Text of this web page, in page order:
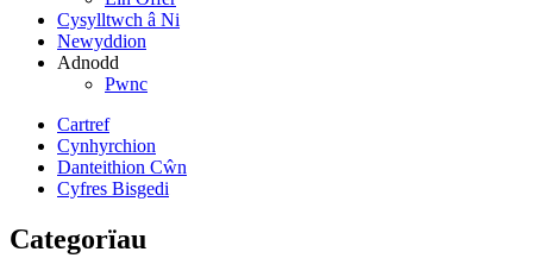
Cysylltwch â Ni
Newyddion
Adnodd
Pwnc
Cartref
Cynhyrchion
Danteithion Cŵn
Cyfres Bisgedi
Categorïau